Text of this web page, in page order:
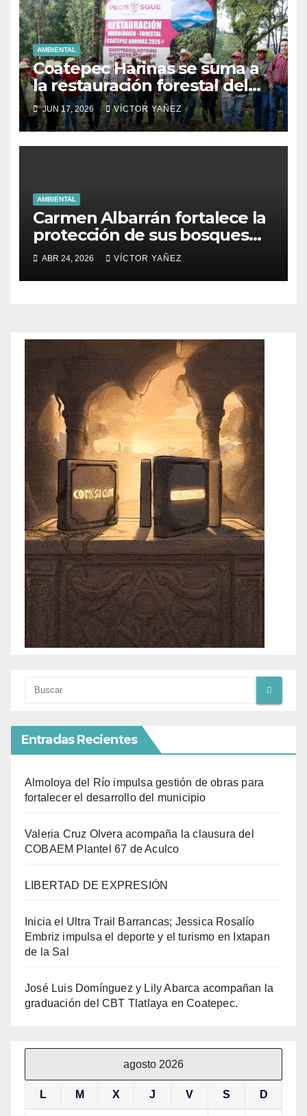
AMBIENTAL
Coatepec Harinas se suma a
la restauración forestal del
Estado de México.
JUN 17, 2026 VÍCTOR YAÑEZ
AMBIENTAL
Carmen Albarrán fortalece la
protección de sus bosques
con brigadas de saneamiento
forestal
ABR 24, 2026 VÍCTOR YAÑEZ
Entradas Recientes
Almoloya del Río impulsa gestión de obras para
fortalecer el desarrollo del municipio
Valeria Cruz Olvera acompaña la clausura del
COBAEM Plantel 67 de Aculco
LIBERTAD DE EXPRESIÓN
Inicia el Ultra Trail Barrancas; Jessica Rosalío
Embriz impulsa el deporte y el turismo en Ixtapan
de la Sal
José Luis Domínguez y Lily Abarca acompañan la
graduación del CBT Tlatlaya en Coatepec.
agosto 2026
L M X J V S D